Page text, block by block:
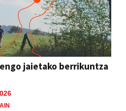
jaietako berrikuntza